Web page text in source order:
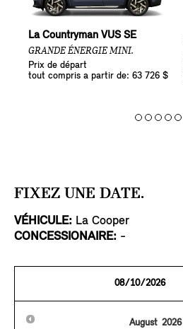
La Countryman VUS SE
GRANDE ÉNERGIE MINI.
Prix de départ
tout compris a partir de: 63 726 $
FIXEZ UNE DATE.
VÉHICULE: La Cooper
CONCESSIONAIRE: -
August 2026